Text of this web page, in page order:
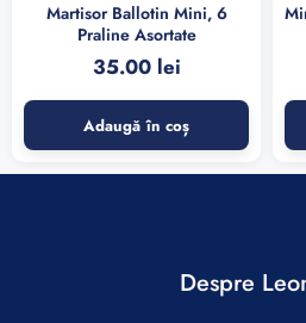
Martisor Ballotin Mini, 6
Praline Asortate
35.00 lei
Adaugă în coș
Despre